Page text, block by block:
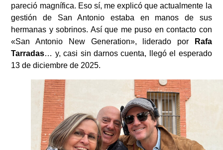
pareció magnífica. Eso sí, me explicó que actualmente la
gestión de San Antonio estaba en manos de sus
hermanas y sobrinos. Así que me puso en contacto con
«San Antonio New Generation», liderado por
Rafa
Tarradas… y, casi sin darnos cuenta, llegó el esperado
13 de diciembre de 2025.